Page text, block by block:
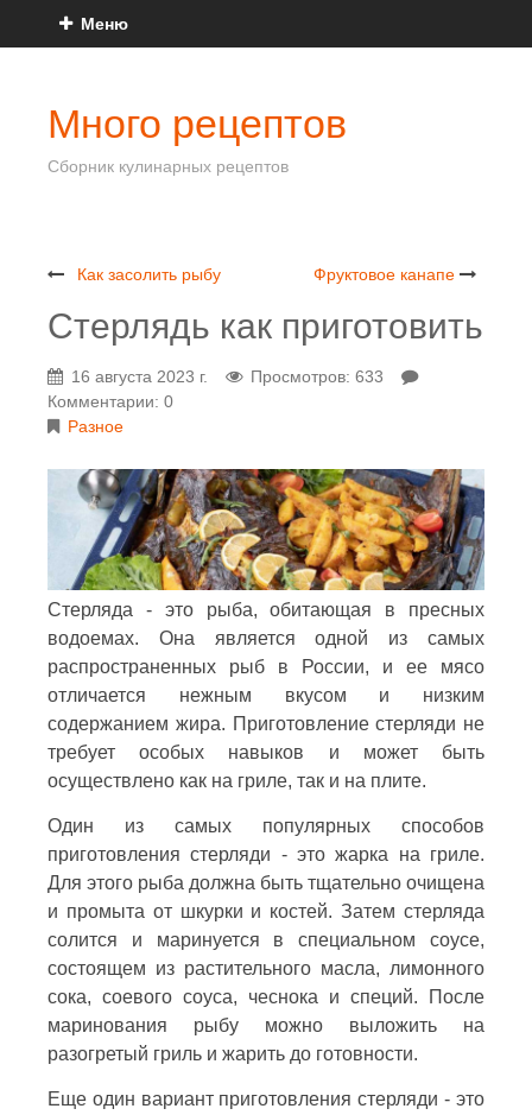
Меню
Много рецептов
Сборник кулинарных рецептов
Как засолить рыбу Фруктовое канапе
Стерлядь как приготовить
16 августа 2023 г.
Просмотров: 633
Комментарии: 0
Разное
Стерляда - это рыба, обитающая в пресных
водоемах. Она является одной из самых
распространенных рыб в России, и ее мясо
отличается нежным вкусом и низким
содержанием жира. Приготовление стерляди не
требует особых навыков и может быть
осуществлено как на гриле, так и на плите.
Один из самых популярных способов
приготовления стерляди - это жарка на гриле.
Для этого рыба должна быть тщательно очищена
и промыта от шкурки и костей. Затем стерляда
солится и маринуется в специальном соусе,
состоящем из растительного масла, лимонного
сока, соевого соуса, чеснока и специй. После
маринования рыбу можно выложить на
разогретый гриль и жарить до готовности.
Еще один вариант приготовления стерляди - это